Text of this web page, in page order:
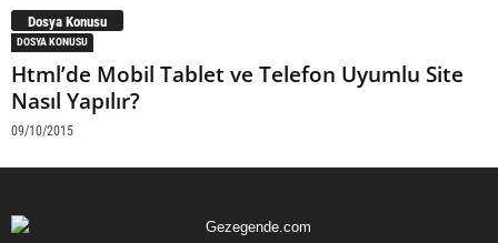
Dosya Konusu
DOSYA KONUSU
Html’de Mobil Tablet ve Telefon Uyumlu Site
Nasıl Yapılır?
09/10/2015